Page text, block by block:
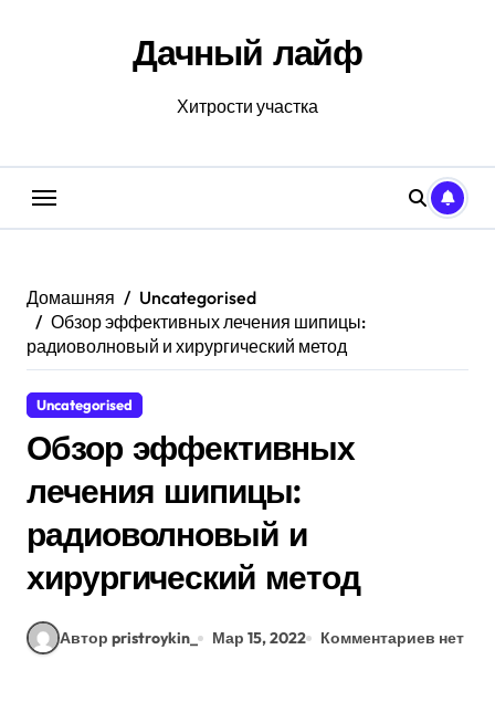
Дачный лайф
Хитрости участка
Домашняя
Uncategorised
Обзор эффективных лечения шипицы:
радиоволновый и хирургический метод
Uncategorised
Обзор эффективных
лечения шипицы:
радиоволновый и
хирургический метод
Автор pristroykin_ Мар 15, 2022 Комментариев нет